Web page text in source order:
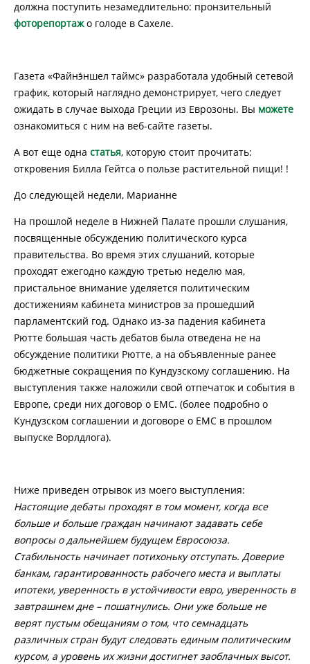
должна поступить незамедлительно: пронзительный
фоторепортажо голоде в Сахеле.
Газета «Файнэ́ншел таймс» разработала удобный сетевой
график, который наглядно демонстрирует, чего следует
ожидать в случае выхода Греции из Еврозоны. Вы можете
ознакомиться с ним на веб-сайте газеты.
А вот еще одна статья, которую стоит прочитать:
откровения Билла Гейтса о пользе растительной пищи! !
До следующей недели, Марианне
На прошлой неделе в Нижней Палате прошли слушания,
посвященные обсуждению политического курса
правительства. Во время этих слушаний, которые
проходят ежегодно каждую третью неделю мая,
пристальное внимание уделяется политическим
достижениям кабинета министров за прошедший
парламентский год. Однако из-за падения кабинета
Рютте большая часть дебатов была отведена не на
обсуждение политики Рютте, а на объявленные ранее
бюджетные сокращения по Кундузскому соглашению. На
выступления также наложили свой отпечаток и события в
Европе, среди них договор о ЕМС. (более подробно о
Кундузском соглашении и договоре о ЕМС в прошлом
выпуске Ворлдлога).
Ниже приведен отрывок из моего выступления:
Настоящие дебаты проходят в том момент, когда все
больше и больше граждан начинают задавать себе
вопросы о дальнейшем будущем Евросоюза.
Стабильность начинает потихоньку отступать. Доверие
банкам, гарантированность рабочего места и выплаты
ипотеки, уверенность в устойчивости евро, уверенность в
завтрашнем дне – пошатнулись. Они уже больше не
верят пустым обещаниям о том, что семнадцать
различных стран будут следовать единым политическим
курсом, а уровень их жизни достигнет заоблачных высот.